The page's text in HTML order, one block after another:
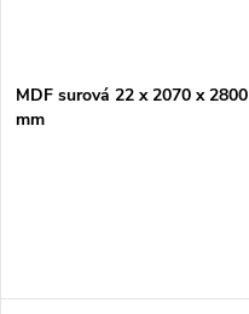
MDF surová 22 x 2070 x 2800
mm